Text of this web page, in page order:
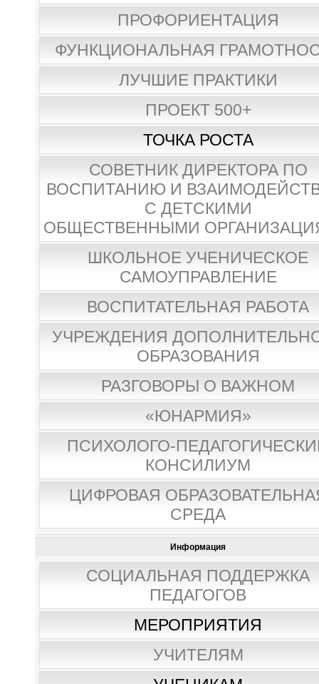
ПРОФОРИЕНТАЦИЯ
ФУНКЦИОНАЛЬНАЯ
ЛУЧШИЕ ПРАКТИКИ
ПРОЕКТ 500+
ТОЧКА РОСТА
СОВЕТНИК ДИРЕКТОРА ПО
ВОСПИТАНИЮ И
С ДЕТСКИМИ
ОБЩЕСТВЕННЫМИ
ШКОЛЬНОЕ УЧЕНИЧЕСКОЕ
САМОУПРАВЛЕНИЕ
ВОСПИТАТЕЛЬНАЯ РАБОТА
УЧРЕЖДЕНИЯ
ОБРАЗОВАНИЯ
РАЗГОВОРЫ О ВАЖНОМ
«ЮНАРМИЯ»
ПСИХОЛОГО-
КОНСИЛИУМ
ЦИФРОВАЯ
СРЕДА
Информация
СОЦИАЛЬНАЯ ПОДДЕРЖКА
ПЕДАГОГОВ
МЕРОПРИЯТИЯ
УЧИТЕЛЯМ